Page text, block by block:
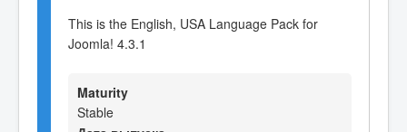
This is the English, USA Language Pack for
Joomla! 4.3.1
Maturity
Stable